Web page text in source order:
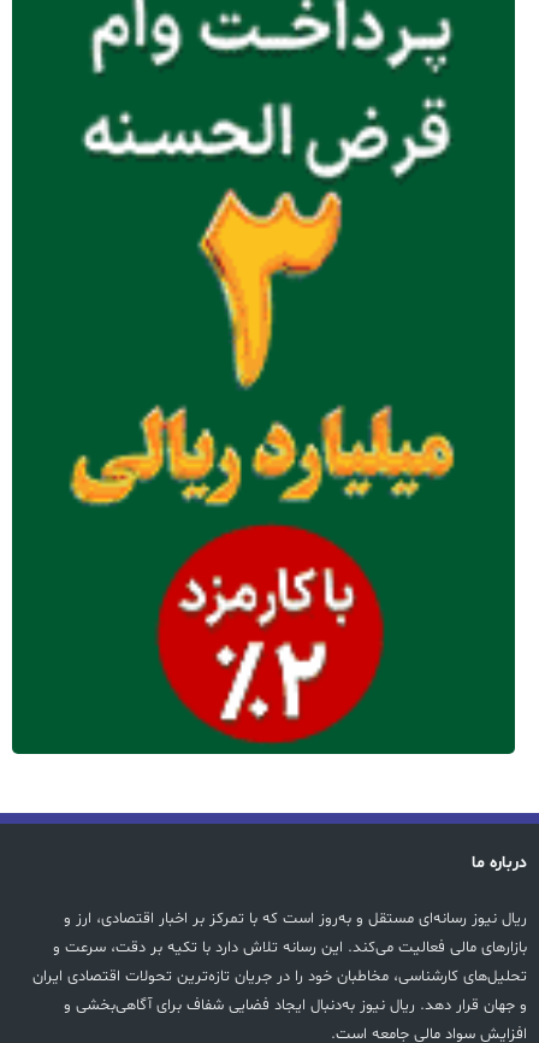
درباره ما
ریال نیوز رسانه‌ای مستقل و به‌روز است که با تمرکز بر اخبار اقتصادی، ارز و
بازارهای مالی فعالیت می‌کند. این رسانه تلاش دارد با تکیه بر دقت، سرعت و
تحلیل‌های کارشناسی، مخاطبان خود را در جریان تازه‌ترین تحولات اقتصادی ایران
و جهان قرار دهد. ریال نیوز به‌دنبال ایجاد فضایی شفاف برای آگاهی‌بخشی و
افزایش سواد مالی جامعه است.